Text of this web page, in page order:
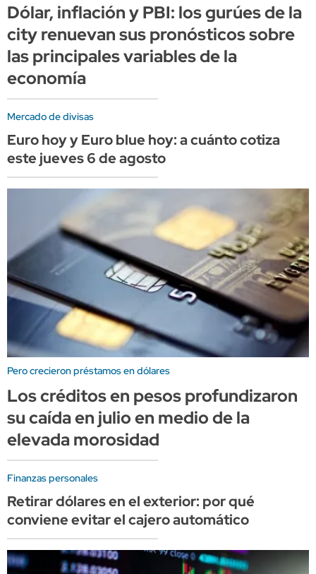
Dólar, inflación y PBI: los gurúes de la
city renuevan sus pronósticos sobre
las principales variables de la
economía
Mercado de divisas
Euro hoy y Euro blue hoy: a cuánto cotiza
este jueves 6 de agosto
Pero crecieron préstamos en dólares
Los créditos en pesos profundizaron
su caída en julio en medio de la
elevada morosidad
Finanzas personales
Retirar dólares en el exterior: por qué
conviene evitar el cajero automático